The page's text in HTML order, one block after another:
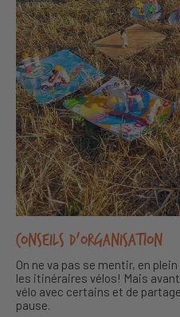
Conseils d’organisation
On ne va pas se mentir, en
les itinéraires vélos! Mais
vélo avec certains et de
pause.